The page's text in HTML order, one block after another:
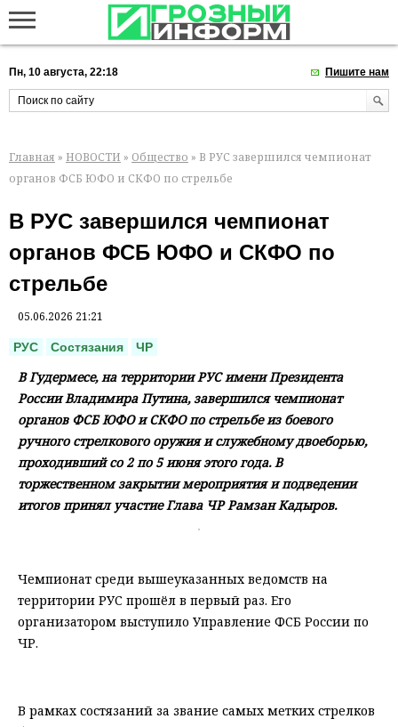
Пн, 10 августа, 22:18 Пишите нам
Главная » НОВОСТИ » Общество » В РУС завершился чемпионат
органов ФСБ ЮФО и СКФО по стрельбе
В РУС завершился чемпионат
органов ФСБ ЮФО и СКФО по
стрельбе
05.06.2026 21:21
РУС Состязания ЧР
В Гудермесе, на территории РУС имени Президента
России Владимира Путина, завершился чемпионат
органов ФСБ ЮФО и СКФО по стрельбе из боевого
ручного стрелкового оружия и служебному двоеборью,
проходивший со 2 по 5 июня этого года. В
торжественном закрытии мероприятия и подведении
итогов принял участие Глава ЧР Рамзан Кадыров.
Чемпионат среди вышеуказанных ведомств на
территории РУС прошёл в первый раз. Его
организатором выступило Управление ФСБ России по
ЧР.
В рамках состязаний за звание самых метких стрелков